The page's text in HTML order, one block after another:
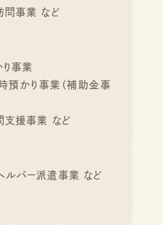
問事業 など
り事業
預かり事業（補助金事
支援事業 など
ルパー派遣事業 など